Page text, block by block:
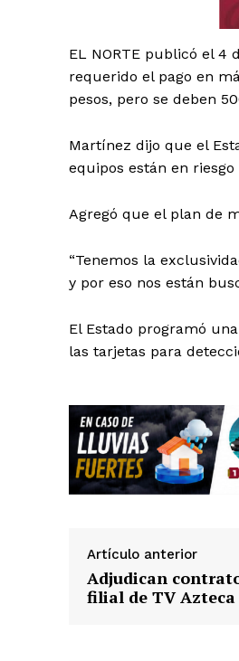
EL NORTE publicó el 4
requerido el pago en
pesos, pero se deben
Martínez dijo que el
equipos están en
Agregó que el plan de
“Tenemos la
y por eso nos están
El Estado programó
las tarjetas para
Artículo anterior
Adjudican
filial de TV Azteca